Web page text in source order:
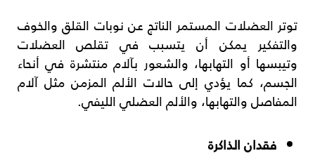
توتر العضلات المستمر الناتج عن نوبات القلق والخوف
والتفكير يمكن أن يتسبب في تقلص العضلات
وتيبسها أو التهابها، والشعور بآلام منتشرة في أنحاء
الجسم، كما يؤدي إلى حالات الألم المزمن مثل آلام
المفاصل والتهابها، والألم العضلي الليفي.
فقدان الذاكرة